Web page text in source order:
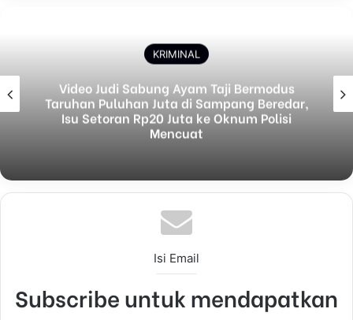
KRIMINAL
Video Judi Sabung Ayam Taji Bermodus
Taruhan Puluhan Juta di Sampang Beredar,
Isu Setoran Rp20 Juta ke Oknum Polisi
Mencuat
Isi Email
Subscribe untuk mendapatkan